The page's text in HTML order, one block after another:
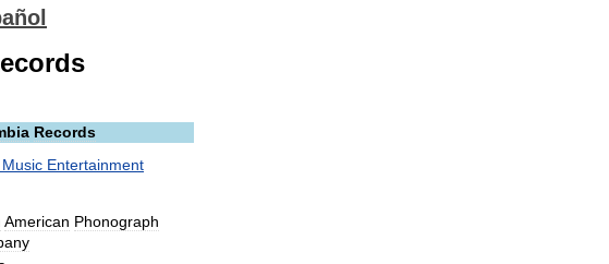
Records
Music Entertainment
American Phonograph